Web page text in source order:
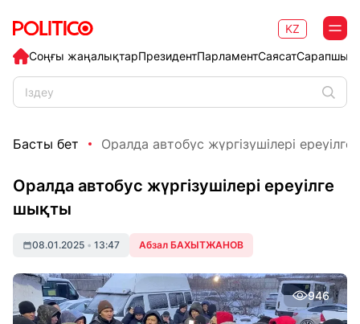
Соңғы жаңалықтарПрезидентПарламентСаясат
KZ
Басты бет Оралда автобус жүргізушілері
Оралда автобус жүргізушілері ереуілге
шықты
08.01.2025 • 13:47 Абзал БАХЫТЖАНОВ
946